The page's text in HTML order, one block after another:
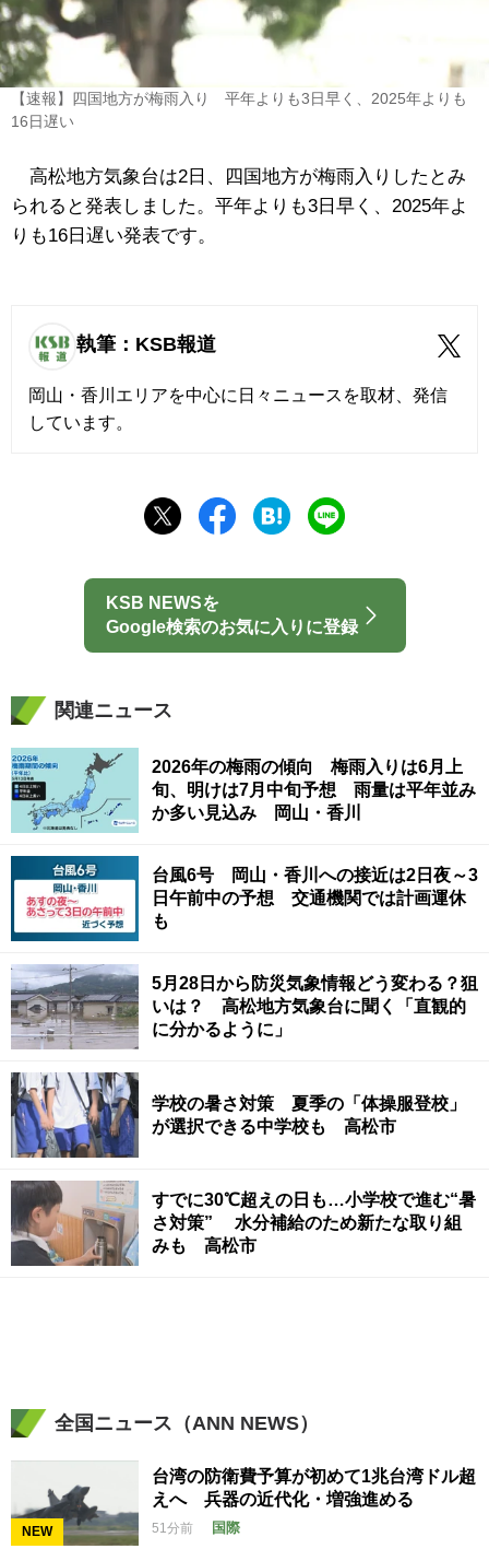
【速報】四国地方が梅雨入り 平年よりも3日早く、2025年よりも
16日遅い
高松地方気象台は2日、四国地方が梅雨入りしたとみ
られると発表しました。平年よりも3日早く、2025年よ
りも16日遅い発表です。
執筆：KSB報道
岡山・香川エリアを中心に日々ニュースを取材、発信
しています。
KSB NEWSを
Google検索のお気に入りに登録
関連ニュース
2026年の梅雨の傾向 梅雨入りは6月上
旬、明けは7月中旬予想 雨量は平年並み
か多い見込み 岡山・香川
台風6号 岡山・香川への接近は2日夜～3
日午前中の予想 交通機関では計画運休
も
5月28日から防災気象情報どう変わる？狙
いは？ 高松地方気象台に聞く「直観的
に分かるように」
学校の暑さ対策 夏季の「体操服登校」
が選択できる中学校も 高松市
すでに30℃超えの日も…小学校で進む“暑
さ対策” 水分補給のため新たな取り組
みも 高松市
全国ニュース（ANN NEWS）
NEW
台湾の防衛費予算が初めて1兆台湾ドル超
えへ 兵器の近代化・増強進める
51分前 国際